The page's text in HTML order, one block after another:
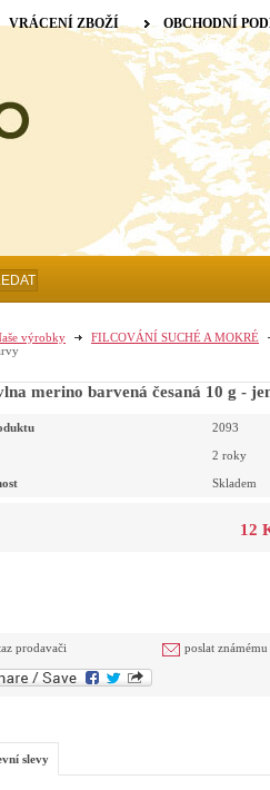
výrobky FILCOVÁNÍ SUCHÉ A MOKRÉ
merino barvená česaná 10 g -
2093
2 roky
Skladem
12
prodavači poslat známému
slevy
VRÁCENÍ ZBOŽÍ OBCHODNÍ